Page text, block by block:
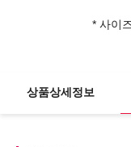
* 사이
상품상세정보